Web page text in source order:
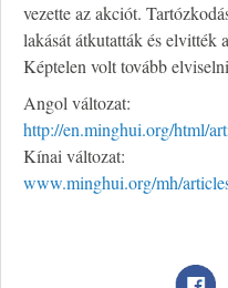
vezette az akciót.
lakását átkutatták és elvitték
Képtelen volt tovább
Angol változat:
http://en.minghui.org/html/
Kínai változat:
www.minghui.org/mh/